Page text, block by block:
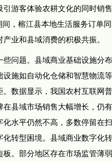
游客体验农耕文化的同时销
，榕江县本地生活服务订单
业和县域消费的积极共振。
问题。县域商业基础设施分
施如自动化仓储和智慧物流
数据显示，我国农村互联网
县域市场销售大幅增长，仍
水平仍然不高，多数停留在
转型困境。县域商业数字化
。部分地区存在市场监管薄